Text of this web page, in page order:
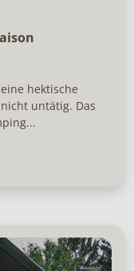
hektische
untätig. Das